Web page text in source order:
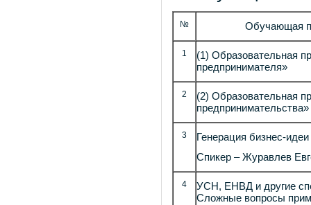
№ Обучающая
1
(1) Образовательная
предпринимателя»
2
(2) Образовательная
предпринимательства»
3
Генерация бизнес-идеи
Спикер – Журавлев
4
УСН, ЕНВД и другие
Сложные вопросы